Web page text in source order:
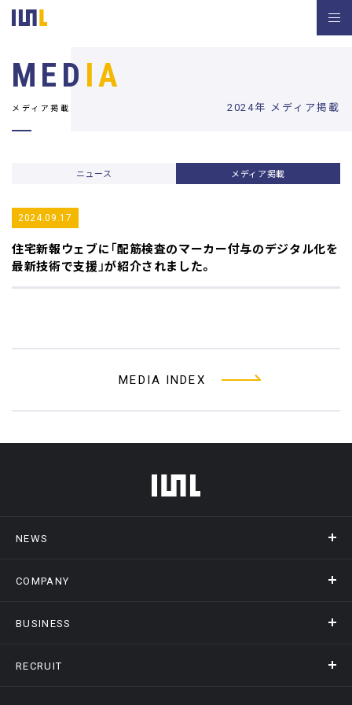
2024年 メディア掲載
MED IA
メディア掲載
ニュース メディア掲載
2024.09.17
住宅新報ウェブに「配筋検査のマーカー付与のデジタル化を
最新技術で支援」が紹介されました。
MEDIA INDEX
フッターメニュー
NEWS
ニュース
COMPANY
会社概要
BUSINESS
事業情報トップ
RECRUIT